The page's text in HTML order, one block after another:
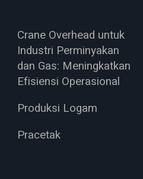
Crane Overhead untuk
Industri Perminyakan
dan Gas: Meningkatkan
Efisiensi Operasional
Produksi Logam
Pracetak